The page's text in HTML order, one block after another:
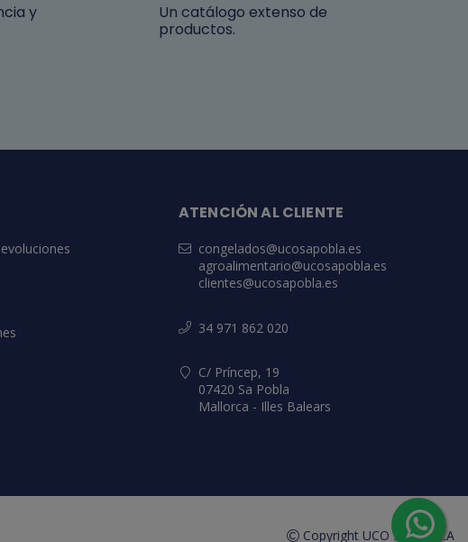
y
Un catálogo extenso de
productos.
ATENCIÓN AL CLIENTE
congelados@ucosapobla.es
agroalimentario@ucosapobla.es
clientes@ucosapobla.es
34 971 862 020
C/ Príncep, 19
07420 Sa Pobla
Mallorca - Illes Balears
Copyright UCO SA POBLA